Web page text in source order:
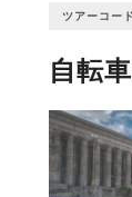
ツアーコー
自転